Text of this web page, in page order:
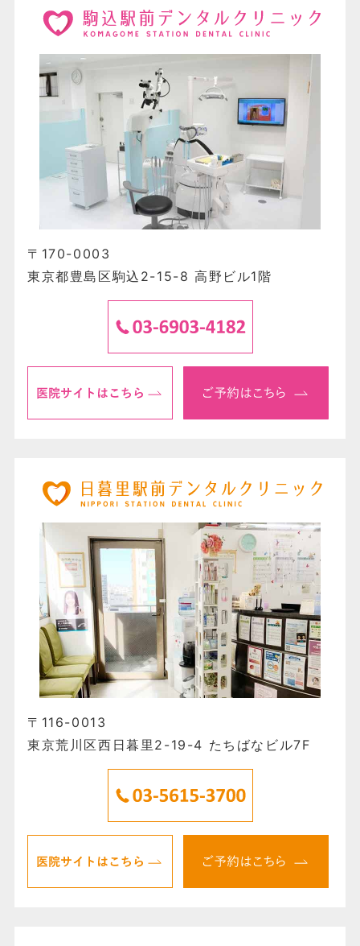
〒170-0003
東京都豊島区駒込2-15-8 高野ビル1階
〒116-0013
東京荒川区西日暮里2-19-4 たちばなビル7F